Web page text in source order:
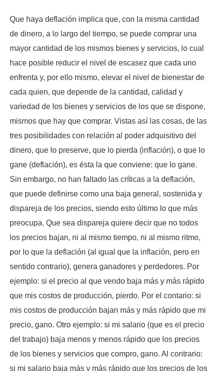
Que haya deflación implica que, con la misma cantidad
de dinero, a lo largo del tiempo, se puede comprar una
mayor cantidad de los mismos bienes y servicios, lo cual
hace posible reducir el nivel de escasez que cada uno
enfrenta y, por ello mismo, elevar el nivel de bienestar de
cada quien, que depende de la cantidad, calidad y
variedad de los bienes y servicios de los que se dispone,
mismos que hay que comprar. Vistas así las cosas, de las
tres posibilidades con relación al poder adquisitivo del
dinero, que lo preserve, que lo pierda (inflación), o que lo
gane (deflación), es ésta la que conviene: que lo gane.
Sin embargo, no han faltado las críticas a la deflación,
que puede definirse como una baja general, sostenida y
dispareja de los precios, siendo esto último lo que más
preocupa. Que sea dispareja quiere decir que no todos
los precios bajan, ni al mismo tiempo, ni al mismo ritmo,
por lo que la deflación (al igual que la inflación, pero en
sentido contrario), genera ganadores y perdedores. Por
ejemplo: si el precio al que vendo baja más y más rápido
que mis costos de producción, pierdo. Por el contario: si
mis costos de producción bajan más y más rápido que mi
precio, gano. Otro ejemplo: si mi salario (que es el precio
del trabajo) baja menos y menos rápido que los precios
de los bienes y servicios que compro, gano. Al contrario:
si mi salario baja más y más rápido que los precios de los